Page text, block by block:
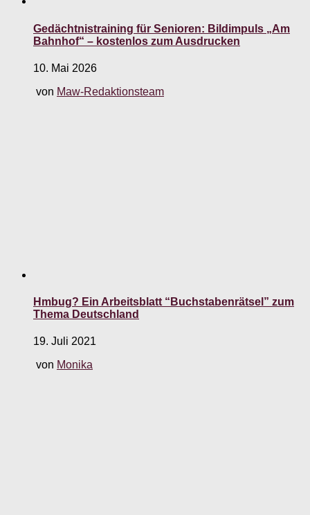
Gedächtnistraining für Senioren: Bildimpuls „Am
Bahnhof“ – kostenlos zum Ausdrucken
10. Mai 2026
von Maw-Redaktionsteam
Hmbug? Ein Arbeitsblatt “Buchstabenrätsel” zum
Thema Deutschland
19. Juli 2021
von Monika